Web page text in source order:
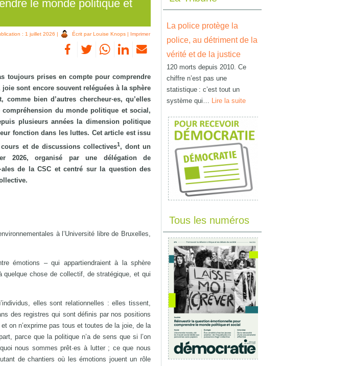
le monde politique et
: 1 juillet 2026 | Écrit par Louise Knops | Imprimer
toujours prises en compte pour comprendre
joie sont encore souvent reléguées à la sphère
comme bien d’autres chercheur·es, qu’elles
du monde politique et social,
plusieurs années la dimension politique
fonction dans les luttes. Cet article est issu
et de discussions collectives1, dont un
2026, organisé par une délégation de
de la CSC et centré sur la question des
à l’Université libre de Bruxelles,
émotions – qui appartiendraient à la sphère
quelque chose de collectif, de stratégique, et qui
elles sont relationnelles : elles tissent,
des registres qui sont définis par nos positions
on n’exprime pas tous et toutes de la joie, de la
parce que la politique n’a de sens que si l’on
nous sommes prêt·es à lutter ; ce que nous
de chantiers où les émotions jouent un rôle
La police protège la
police, au détriment de la
vérité et de la justice
120 morts depuis 2010. Ce
chiffre n’est pas une
statistique : c’est tout un
système qui… Lire la suite
Tous les numéros